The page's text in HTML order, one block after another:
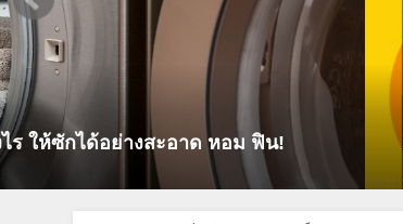
ร ให้ซักได้อย่างสะอาด หอม ฟิน!